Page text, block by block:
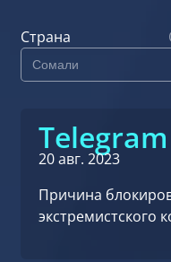
Страна
20 авг. 2023
Причина
экстремистского